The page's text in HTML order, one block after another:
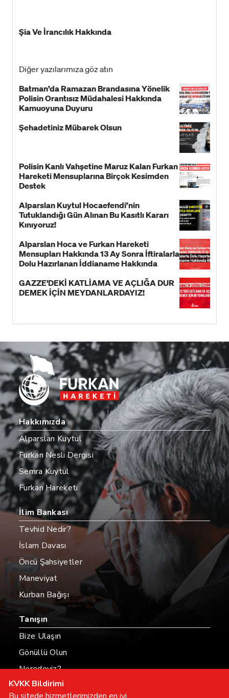
Şia Ve İrancılık Hakkında
Diğer yazılarımıza göz atın
Batman’da Ramazan Brandasına Yönelik
Polisin Orantısız Müdahalesi Hakkında
Kamuoyuna Duyuru
Şehadetiniz Mübarek Olsun
Polisin Kanlı Vahşetine Maruz Kalan Furkan
Hareketi Mensuplarına Birçok Kesimden
Destek
Alparslan Kuytul Hocaefendi’nin
Tutuklandığı Gün Alınan Bu Kasıtlı Kararı
Kınıyoruz!
Alparslan Hoca ve Furkan Hareketi
Mensupları Hakkında 13 Ay Sonra İftiralarla
Dolu Hazırlanan İddianame Hakkında
GAZZE'DEKİ KATLİAMA VE AÇLIĞA DUR
DEMEK İÇİN MEYDANLARDAYIZ!
Hakkımızda
Alparslan Kuytul
Furkan Nesli Dergisi
Semra Kuytul
Furkan Hareketi
İlim Bankası
Tevhid Nedir?
İslam Davası
Öncü Şahsiyetler
Maneviyat
Kurban Bağışı
Tanışın
Bize Ulaşın
Gönüllü Olun
Neredeyiz?
Hesaplarımız
KVKK Bildirimi